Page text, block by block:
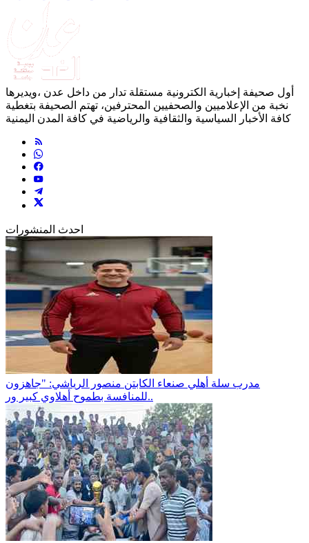
أول صحيفة إخبارية الكترونية مستقلة تدار من داخل عدن ،ويديرها
نخبة من الإعلاميين والصحفيين المحترفين، تهتم الصحيفة بتغطية
كافة الأخبار السياسية والثقافية والرياضية في كافة المدن اليمنية
احدث المنشورات
مدرب سلة أهلي صنعاء الكابتن منصور الرياشي: "جاهزون
للمنافسة بطموح أهلاوي كبير ور..